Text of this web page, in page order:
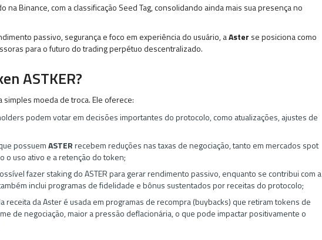
na Binance, com a classificação Seed Tag, consolidando ainda mais sua presença no
passivo, segurança e foco em experiência do usuário, aAster se posiciona como
para o futuro do trading perpétuo descentralizado.
ASTKER?
simples moeda de troca. Ele oferece:
podem votar em decisões importantes do protocolo, como atualizações, ajustes de
possuemASTERrecebem reduções nas taxas de negociação, tanto em mercados spot
o uso ativo e a retenção do token;
fazer staking do ASTERpara gerar rendimento passivo, enquanto se contribui com a
inclui programas de fidelidade e bônus sustentados por receitas do protocolo;
receita da Aster é usada em programas de recompra (buybacks) que retiram tokens de
de negociação, maior a pressão deflacionária, o que pode impactar positivamente o